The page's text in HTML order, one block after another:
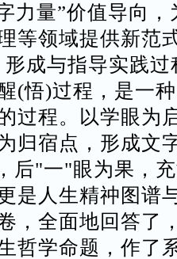
力量”价值导向
等领域提供新范
形成与指导实践
(悟)过程，是一
过程。以学眼为
归宿点，形成文
后"一"眼为果，
是人生精祌图谱
，全面地回答了
哲学命题，作了